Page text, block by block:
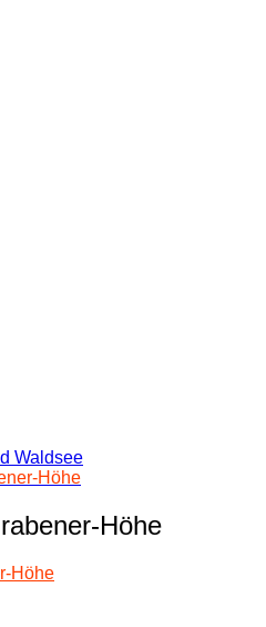
Waldsee
Höhe
Höhe